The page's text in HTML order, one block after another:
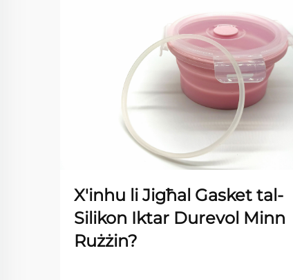
X'inhu li Jigħal Gasket tal-
Silikon Iktar Durevol Minn
Rużżin?